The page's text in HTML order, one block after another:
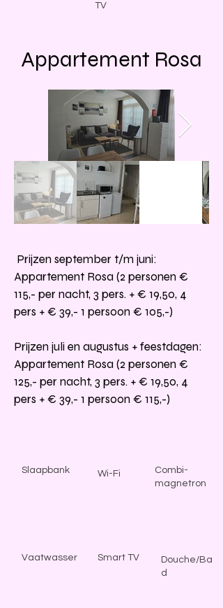
TV
Appartement Rosa
Prijzen september t/m juni:
Appartement Rosa (2 personen €
115,- per nacht, 3 pers. + € 19,50, 4
pers + € 39,- 1 persoon € 105,-)
Prijzen juli en augustus + feestdagen:
Appartement Rosa (2 personen €
125,- per nacht, 3 pers. + € 19,50, 4
pers + € 39,- 1 persoon € 115,-)
Slaapbank
Vaatwasser
Wi-Fi
Combi-
magnetron
Smart TV
Douche/Ba
d